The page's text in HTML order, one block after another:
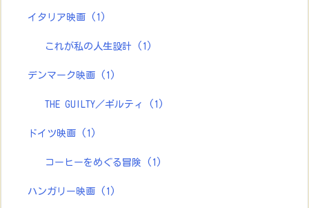
イタリア映画 (1)
これが私の人生設計 (1)
デンマーク映画 (1)
THE GUILTY／ギルティ (1)
ドイツ映画 (1)
コーヒーをめぐる冒険 (1)
ハンガリー映画 (1)